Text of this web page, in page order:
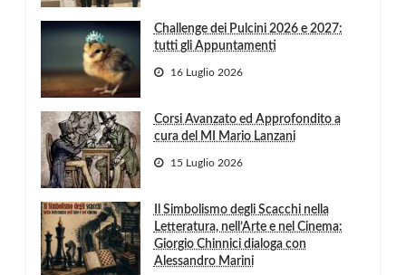
Challenge dei Pulcini 2026 e 2027:
tutti gli Appuntamenti
16 Luglio 2026
Corsi Avanzato ed Approfondito a
cura del MI Mario Lanzani
15 Luglio 2026
Il Simbolismo degli Scacchi nella
Letteratura, nell’Arte e nel Cinema:
Giorgio Chinnici dialoga con
Alessandro Marini